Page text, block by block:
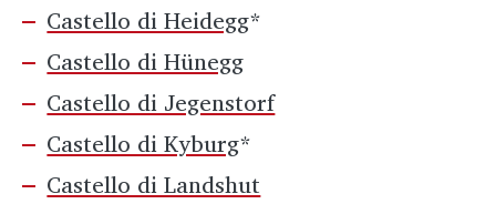
Castello di Heidegg*
Castello di Hünegg
Castello di Jegenstorf
Castello di Kyburg*
Castello di Landshut